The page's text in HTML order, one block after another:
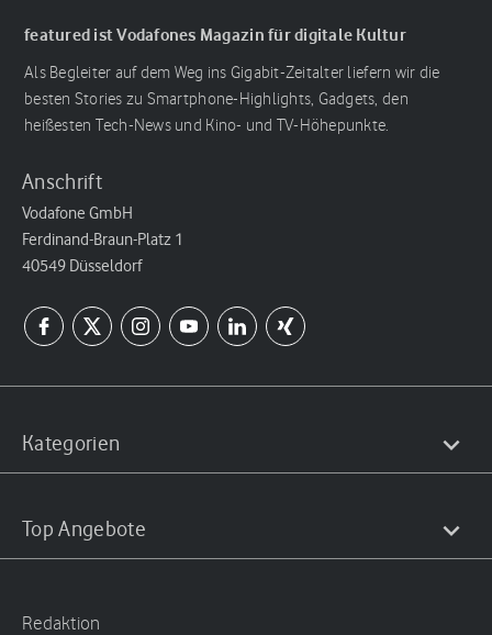
featured ist Vodafones Magazin für digitale Kultur
Als Begleiter auf dem Weg ins Gigabit-Zeitalter liefern wir die
besten Stories zu Smartphone-Highlights, Gadgets, den
heißesten Tech-News und Kino- und TV-Höhepunkte.
Anschrift
Vodafone GmbH
Ferdinand-Braun-Platz 1
40549 Düsseldorf
Kategorien
Top Angebote
Redaktion